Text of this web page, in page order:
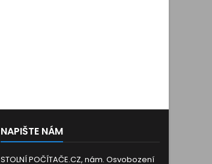
NAPIŠTE NÁM
STOLNÍ POČÍTAČE.CZ, nám. Osvobození